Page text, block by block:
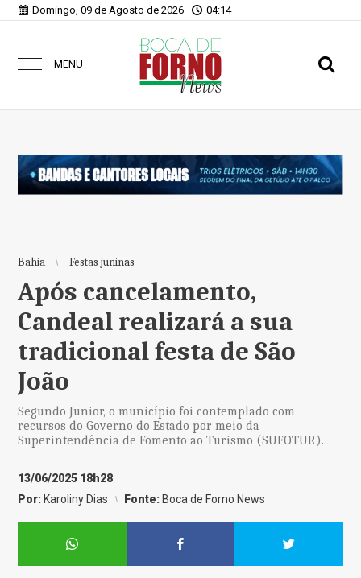
Domingo, 09 de Agosto de 2026 04:14
MENU
Bahia Festas juninas
Após cancelamento,
Candeal realizará a sua
tradicional festa de São
João
Segundo Junior, o município foi contemplado com
recursos do Governo do Estado por meio da
Superintendência de Fomento ao Turismo (SUFOTUR).
13/06/2025 18h28
Por: Karoliny Dias Fonte: Boca de Forno News